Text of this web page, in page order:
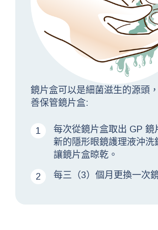
鏡片盒可以是細菌滋生的源頭
善保管鏡片盒:
每次從鏡片盒取出 GP 鏡
新的隱形眼鏡護理液沖洗
讓鏡片盒晾乾。
每三（3）個月更換一次